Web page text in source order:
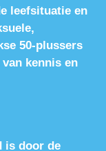
leefsituatie en
50-plussers
kennis en
is door de